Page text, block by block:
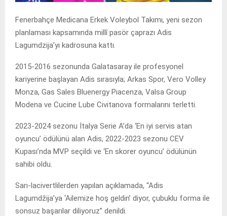
Fenerbahçe Medicana Erkek Voleybol Takımı, yeni sezon
planlaması kapsamında millî pasör çaprazı Adis
Lagumdzija’yı kadrosuna kattı.
2015-2016 sezonunda Galatasaray ile profesyonel
kariyerine başlayan Adis sırasıyla; Arkas Spor, Vero Volley
Monza, Gas Sales Bluenergy Piacenza, Valsa Group
Modena ve Cucine Lube Civitanova formalarını terletti.
2023-2024 sezonu İtalya Serie A’da ‘En iyi servis atan
oyuncu’ ödülünü alan Adis, 2022-2023 sezonu CEV
Kupası’nda MVP seçildi ve ‘En skorer oyuncu’ ödülünün
sahibi oldu.
Sarı-lacivertlilerden yapılan açıklamada, “Adis
Lagumdžija’ya ‘Ailemize hoş geldin’ diyor, çubuklu forma ile
sonsuz başarılar diliyoruz” denildi.